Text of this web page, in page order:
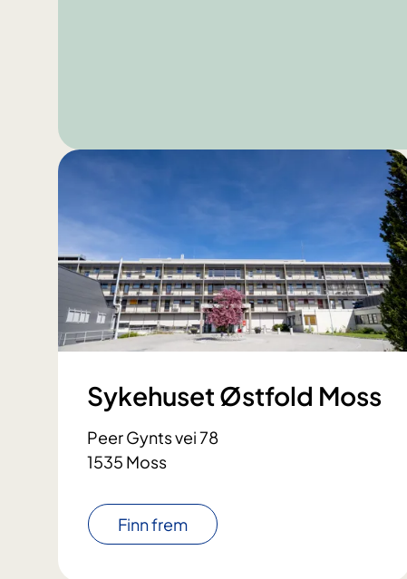
Sykehuset Østfold Moss
Peer Gynts vei 78
1535 Moss
Finn frem